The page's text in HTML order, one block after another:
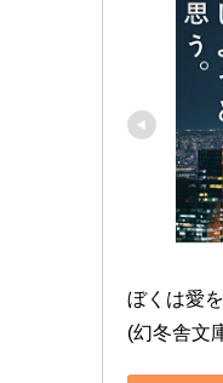
ぼくは愛
(幻冬舎文